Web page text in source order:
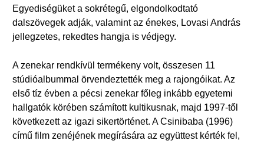
Egyediségüket a sokrétegű, elgondolkodtató
dalszövegek adják, valamint az énekes, Lovasi András
jellegzetes, rekedtes hangja is védjegy.
A zenekar rendkívül termékeny volt, összesen 11
stúdióalbummal örvendeztették meg a rajongóikat. Az
első tíz évben a pécsi zenekar főleg inkább egyetemi
hallgatók körében számított kultikusnak, majd 1997-től
következett az igazi sikertörténet. A Csinibaba (1996)
című film zenéjének megírására az együttest kérték fel,